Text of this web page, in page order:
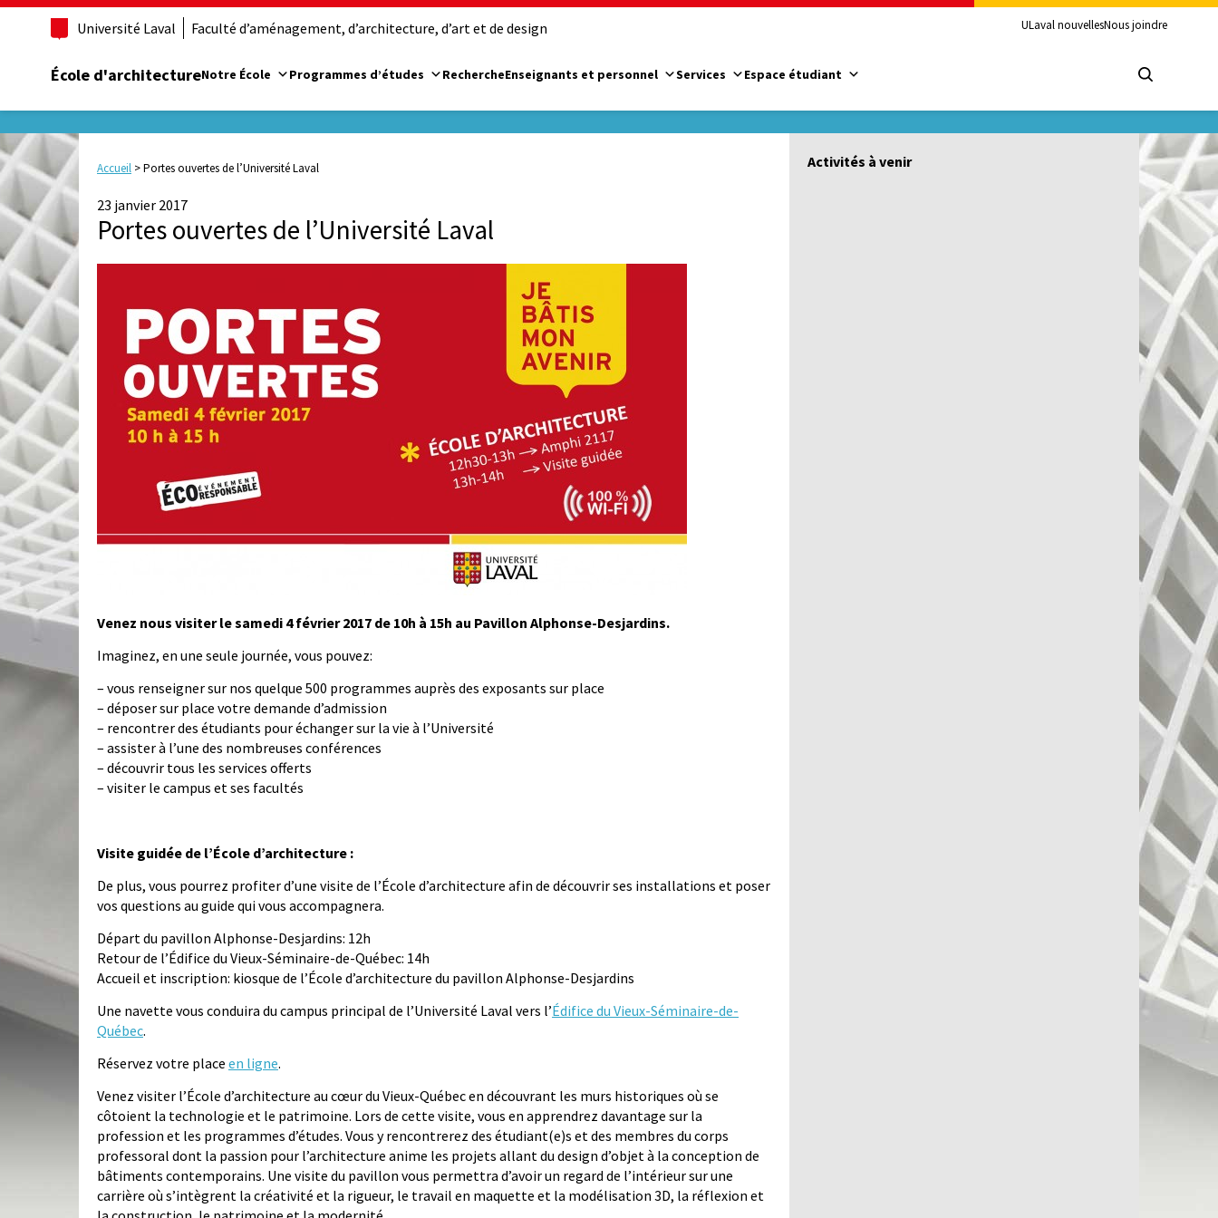
Université Laval Faculté d’aménagement, d’architecture, d’art et de design ULaval nouvellesNous joindre
École d'architectureNotre École Programmes d’études RechercheEnseignants et personnel Services Espace étudiant
Accueil >Portes ouvertes de l’Université Laval
23 janvier 2017
Portes ouvertes de l’Université Laval
Venez nous visiterle samedi 4 février 2017 de 10h à 15h au Pavillon Alphonse-Desjardins.
Imaginez, en une seule journée, vous pouvez:
– vous renseigner sur nos quelque 500 programmes auprès des exposants sur place
– déposer sur place votre demande d’admission
– rencontrer des étudiants pour échanger sur la vie à l’Université
– assister à l’une des nombreuses conférences
– découvrir tous les services offerts
– visiter le campus et ses facultés
Visite guidée de l’École d’architecture :
De plus, vous pourrez profiter d’une visite de l’École d’architecture afin de découvrir ses installations et poser
vos questions au guide qui vous accompagnera.
Départ du pavillon Alphonse-Desjardins: 12h
Retour de l’Édifice du Vieux-Séminaire-de-Québec: 14h
Accueil et inscription: kiosque de l’École d’architecture du pavillon Alphonse-Desjardins
Une navette vous conduira du campus principal de l’Université Laval vers l’Édifice du Vieux-Séminaire-de-
Québec.
Réservez votre place en ligne.
Venez visiter l’École d’architecture au cœur du Vieux-Québec en découvrant les murs historiques où se
côtoient la technologie et le patrimoine. Lors de cette visite, vous en apprendrez davantage sur la
profession et les programmes d’études. Vous y rencontrerez des étudiant(e)s et des membres du corps
professoral dont la passion pour l’architecture anime les projets allant du design d’objet à la conception de
bâtiments contemporains. Une visite du pavillon vous permettra d’avoir un regard de l’intérieur sur une
carrière où s’intègrent la créativité et la rigueur, le travail en maquette et la modélisation 3D, la réflexion et
Activités à venir